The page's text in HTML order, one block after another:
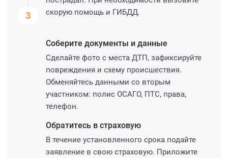
3
скорую помощь и ГИБДД.
Соберите документы и данные
Сделайте фото с места ДТП, зафиксируйте
повреждения и схему происшествия.
Обменяйтесь данными со вторым
участником: полис ОСАГО, ПТС, права,
телефон.
Обратитесь в страховую
В течение установленного срока подайте
заявление в свою страховую. Приложите